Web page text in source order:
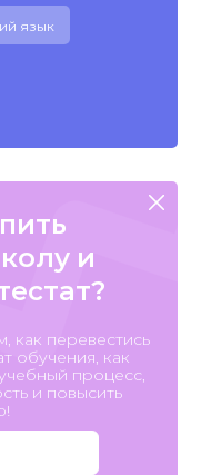
язык
и
как перевестись
обучения, как
процесс,
и повысить